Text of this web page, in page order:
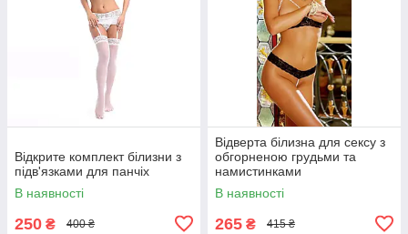
Відкрите комплект білизни з
підв'язками для панчіх
В наявності
250 ₴ 400 ₴
Відверта білизна для сексу з
обгорненою грудьми та
намистинками
В наявності
265 ₴ 415 ₴